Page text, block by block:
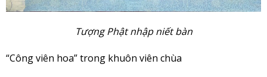
Tượng Phật nhập niết bàn
“Công viên hoa” trong khuôn viên chùa